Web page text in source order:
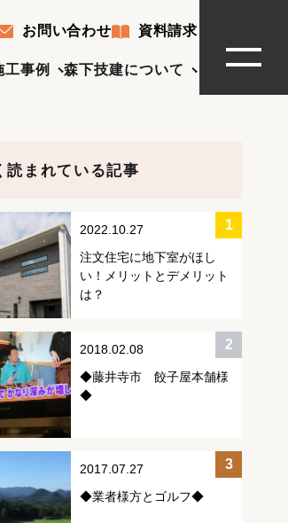
お問い合わせ 資料請求
工事例 森下技建について
読まれている記事
2022.10.27
注文住宅に地下室がほし
い！メリットとデメリット
は？
2018.02.08
◆藤井寺市 餃子屋本舗様
◆
2017.07.27
◆業者様方とゴルフ◆